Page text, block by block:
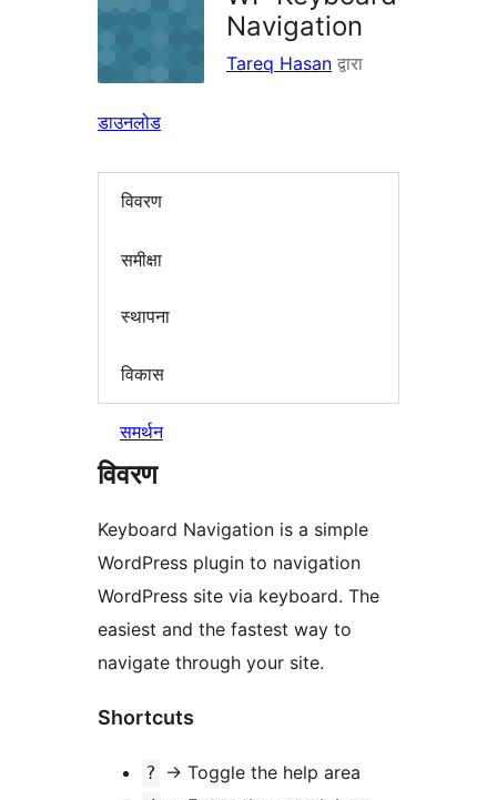
Navigation
Tareq Hasan द्वारा
डाउनलोड
विवरण
समीक्षा
स्थापना
विकास
समर्थन
विवरण
Keyboard Navigation is a simple
WordPress plugin to navigation
WordPress site via keyboard. The
easiest and the fastest way to
navigate through your site.
Shortcuts
? → Toggle the help area